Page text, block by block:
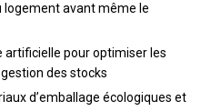
logement avant même le
artificielle pour optimiser les
des stocks
d’emballage écologiques et